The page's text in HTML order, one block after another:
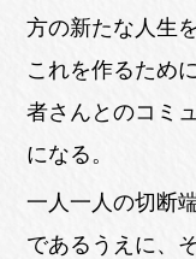
方の新たな人生
これを作るため
者さんとのコミ
になる。
一人一人の切断
であるうえに、